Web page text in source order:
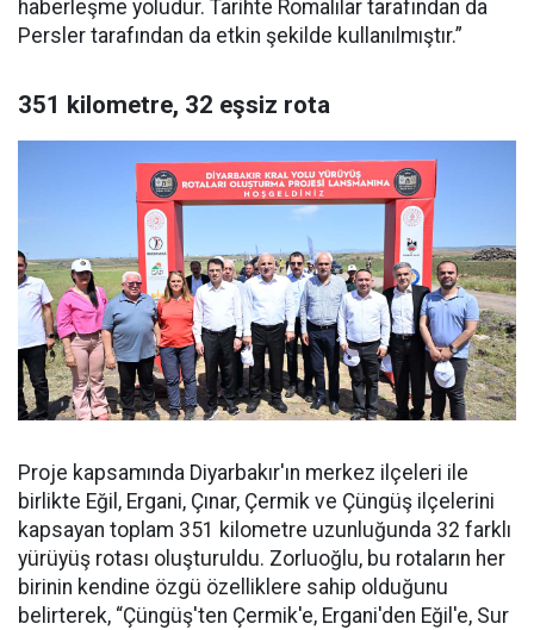
haberleşme yoludur. Tarihte Romalılar tarafından da
Persler tarafından da etkin şekilde kullanılmıştır.”
351 kilometre, 32 eşsiz rota
Proje kapsamında Diyarbakır'ın merkez ilçeleri ile
birlikte Eğil, Ergani, Çınar, Çermik ve Çüngüş ilçelerini
kapsayan toplam 351 kilometre uzunluğunda 32 farklı
yürüyüş rotası oluşturuldu. Zorluoğlu, bu rotaların her
birinin kendine özgü özelliklere sahip olduğunu
belirterek, “Çüngüş'ten Çermik'e, Ergani'den Eğil'e, Sur